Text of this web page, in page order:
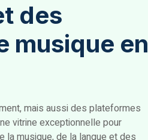
des
musique en
mais aussi des plateformes
vitrine exceptionnelle pour
musique, de la langue et des